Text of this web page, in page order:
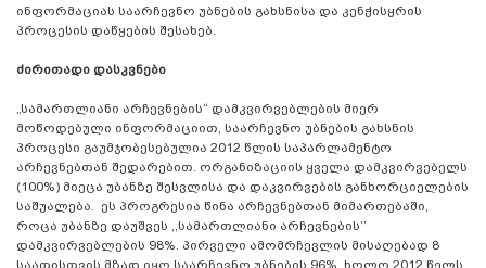
ინფორმაციას საარჩევნო უბნების გახსნისა და კენჭისყრის
პროცესის დაწყების შესახებ.
ძირითადი დასკვნები
„სამართლიანი არჩევნების“ დამკვირვებლების მიერ
მოწოდებული ინფორმაციით, საარჩევნო უბნების გახსნის
პროცესი გაუმჯობესებულია 2012 წლის საპარლამენტო
არჩევნებთან შედარებით. ორგანიზაციის ყველა დამკვირვებელს
(100%) მიეცა უბანზე შესვლისა და დაკვირვების განხორციელების
საშუალება. ეს პროგრესია წინა არჩევნებთან მიმართებაში,
როცა უბანზე დაუშვეს ,,სამართლიანი არჩევნების’’
დამკვირვებლების 98%. პირველი ამომრჩევლის მისაღებად 8
საათისთვის მზად იყო საარჩევნო უბნების 96%, ხოლო 2012 წელს